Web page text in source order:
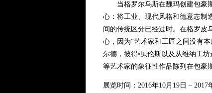
当格罗尔乌斯在魏玛创建包豪斯
心：将工业、现代风格和德意志制
间的传统区分已经过时。在格罗皮
心，因为“艺术家和工匠之间没有
尔德，彼得•贝伦斯以及从维纳工坊
等艺术家的象征性作品陈列在包豪
展览时间：2016年10月19日 – 2017